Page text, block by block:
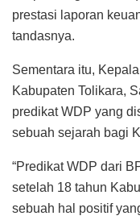
prestasi laporan
tandasnya.
Sementara itu,
Kabupaten Tolikara,
predikat WDP yang
sebuah sejarah bagi
“Predikat WDP dari
setelah 18 tahun
sebuah hal positif